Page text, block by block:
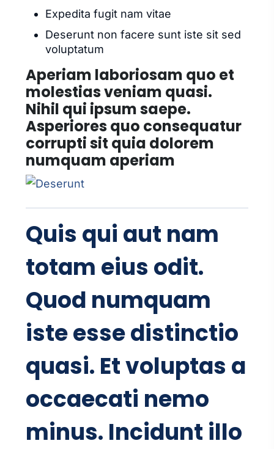
Expedita fugit nam vitae
Deserunt non facere sunt iste sit sed
voluptatum
Aperiam laboriosam quo et
molestias veniam quasi.
Nihil qui ipsum saepe.
Asperiores quo consequatur
corrupti sit quia dolorem
numquam aperiam
Quis qui aut nam
totam eius odit.
Quod numquam
iste esse distinctio
quasi. Et voluptas a
occaecati nemo
minus. Incidunt illo